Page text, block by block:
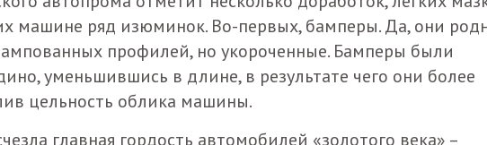
машине ряд изюминок. Во-первых, бамперы. Да, они
профилей, но укороченные. Бамперы были
уменьшившись в длине, в результате чего они более
цельность облика машины.
главная гордость автомобилей «золотого века» –